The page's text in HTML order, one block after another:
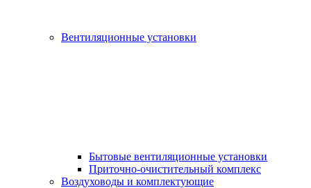
Вентиляционные установки
Бытовые вентиляционные установки
Приточно-очистительный комплекс
Воздуховоды и комплектующие